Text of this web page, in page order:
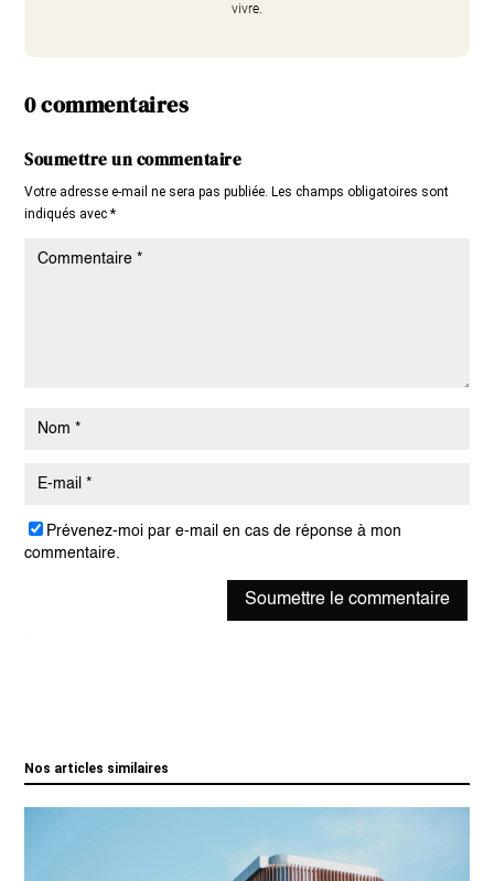
vivre.
0 commentaires
Soumettre un commentaire
Votre adresse e-mail ne sera pas publiée. Les champs obligatoires sont
indiqués avec*
Prévenez-moi par e-mail en cas de réponse à mon
commentaire.
Soumettre le commentaire
Nos articles similaires